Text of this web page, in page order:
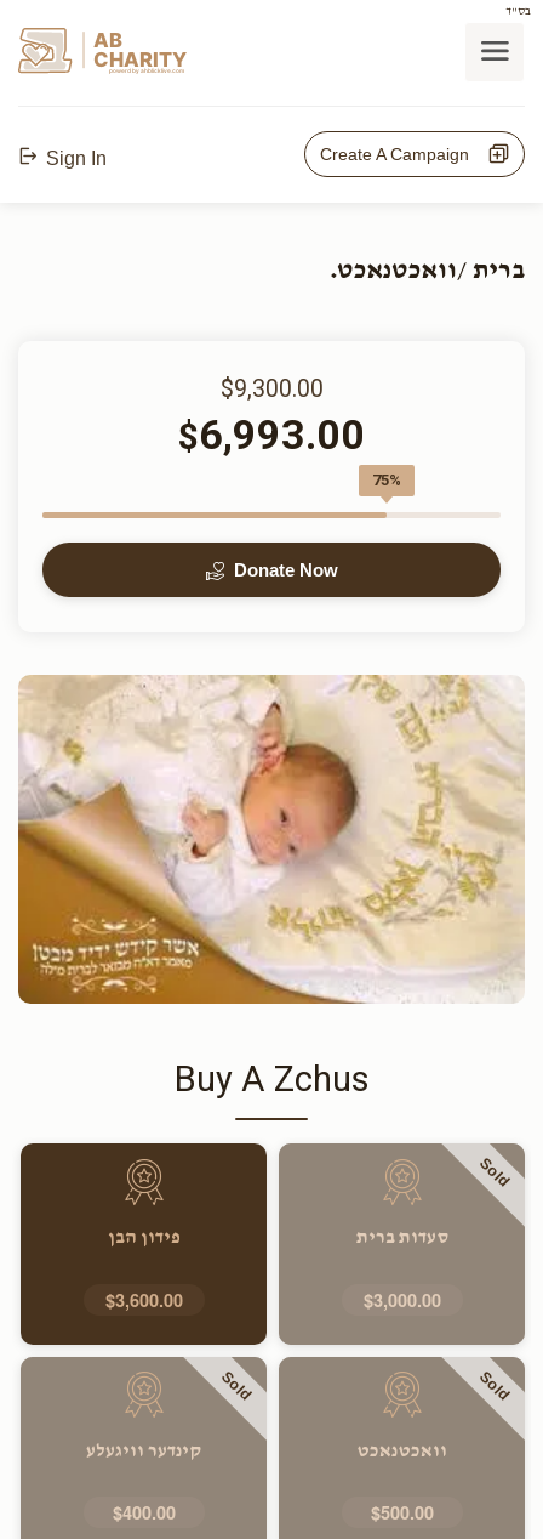
בס"ד
AB
CHARITY
powerd by ahblicklive.com
Sign In Create A Campaign
ברית /וואכטנאכט.
$9,300.00
$6,993.00
75%
Donate Now
Buy A Zchus
Sold
סעדות ברית
$3,000.00
פידון הבן
$3,600.00
Sold
וואכטנאכט
$500.00
Sold
קינדער וויגעלע
$400.00